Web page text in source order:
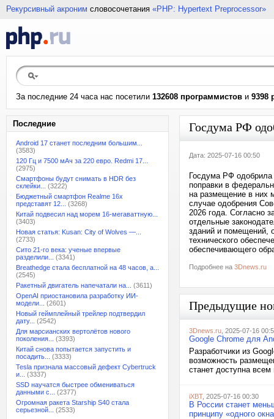
Рекурсивный акроним словосочетания «PHP: Hypertext Preprocessor»
За последние 24 часа нас посетили 132608 программистов и 9398
Последние
Android 17 станет последним большим...
(3583)
120 Гц и 7500 мАч за 220 евро. Redmi 17...
(2975)
Смартфоны будут снимать в HDR без
склейки...
(3222)
Бюджетный смартфон Realme 16x
представят 12...
(3268)
Китай подвесил над морем 16-мегаваттную...
(3403)
Новая статья: Kusan: City of Wolves —...
(2733)
Сито 21-го века: ученые впервые
разделили...
(3341)
Breathedge стала бесплатной на 48 часов, а...
(2545)
Ракетный двигатель напечатали на...
(3611)
OpenAI приостановила разработку ИИ-
модели...
(2601)
Новый геймплейный трейлер подтвердил
дату...
(2542)
Для марсианских вертолётов нового
поколения...
(3393)
Китай снова попытается запустить и
посадить...
(3333)
Tesla признала массовый дефект Cybertruck
и...
(3337)
SSD научатся быстрее обмениваться
данными с...
(2377)
Огромная ракета Starship S40 стала
серьезной...
(2533)
Госдума РФ
Дата: 2025-07-16 00:50
Госдума РФ одобрила
поправки в
на размещение в них
случае одобрения
2026 года. Согласно
отдельные
зданий и помещений,
технического
обеспечивающего
Подробнее на 3Dnews.ru
Предыдущие
3Dnews.ru , 2025-07-16
Google Chrome для
Разработчики из
возможность
станет доступна
iXBT, 2025-07-16 00:30
В России станет
принципу «одного